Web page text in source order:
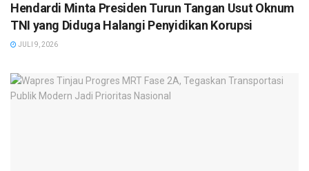
Hendardi Minta Presiden Turun Tangan Usut Oknum
TNI yang Diduga Halangi Penyidikan Korupsi
JULI 9, 2026